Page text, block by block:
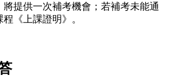
將提供一次補考機會；若補考未能通
《上課證明》。